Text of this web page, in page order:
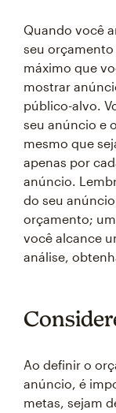
Quando você
seu
máximo que
mostrar
público-alvo.
seu anúncio e
mesmo que
apenas por
anúncio.
do seu
orçamento;
você alcance
análise,
Ao definir o
anúncio, é
metas, sejam